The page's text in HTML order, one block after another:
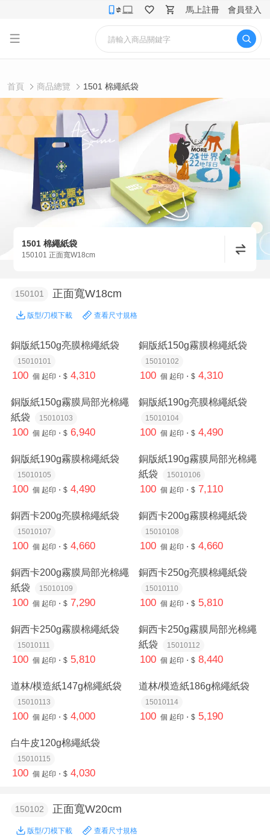
馬上註冊 會員登入
首頁 商品總覽 1501 棉繩紙袋
1501 棉繩紙袋
150101 正面寬W18cm
150101 正面寬W18cm
版型/刀模下載 查看尺寸規格
銅版紙150g亮膜棉繩紙袋
15010101
100 個 起印・$ 4,310
銅版紙150g霧膜棉繩紙袋
15010102
100 個 起印・$ 4,310
銅版紙150g霧膜局部光棉繩
紙袋
15010103
100 個 起印・$ 6,940
銅版紙190g亮膜棉繩紙袋
15010104
100 個 起印・$ 4,490
銅版紙190g霧膜棉繩紙袋
15010105
100 個 起印・$ 4,490
銅版紙190g霧膜局部光棉繩
紙袋
15010106
100 個 起印・$ 7,110
銅西卡200g亮膜棉繩紙袋
15010107
100 個 起印・$ 4,660
銅西卡200g霧膜棉繩紙袋
15010108
100 個 起印・$ 4,660
銅西卡200g霧膜局部光棉繩
紙袋
15010109
100 個 起印・$ 7,290
銅西卡250g亮膜棉繩紙袋
15010110
100 個 起印・$ 5,810
銅西卡250g霧膜棉繩紙袋
15010111
100 個 起印・$ 5,810
銅西卡250g霧膜局部光棉繩
紙袋
15010112
100 個 起印・$ 8,440
道林/模造紙147g棉繩紙袋
15010113
100 個 起印・$ 4,000
道林/模造紙186g棉繩紙袋
15010114
100 個 起印・$ 5,190
白牛皮120g棉繩紙袋
15010115
100 個 起印・$ 4,030
150102 正面寬W20cm
版型/刀模下載 查看尺寸規格